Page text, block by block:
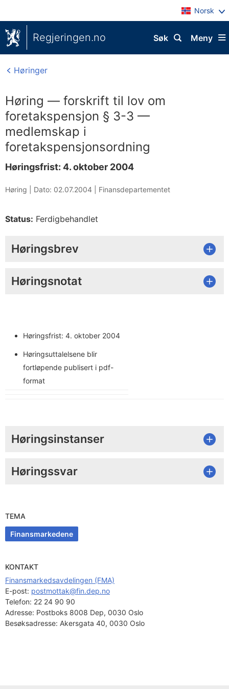
Norsk
Regjeringen.no Meny
Søk
Høringer
Høring — forskrift til lov om
foretakspensjon § 3-3 —
medlemskap i
foretakspensjonsordning
Høringsfrist: 4. oktober 2004
Høring | Dato: 02.07.2004 Finansdepartementet
Status: Ferdigbehandlet
Høringsbrev
Høringsnotat
Høringsfrist: 4. oktober 2004
Høringsuttalelsene blir
fortløpende publisert i pdf-
format
Høringsinstanser
Høringssvar
TEMA
Finansmarkedene
KONTAKT
Finansmarkedsavdelingen (FMA)
E-post: postmottak@fin.dep.no
Telefon: 22 24 90 90
Adresse: Postboks 8008 Dep, 0030 Oslo
Besøksadresse: Akersgata 40, 0030 Oslo